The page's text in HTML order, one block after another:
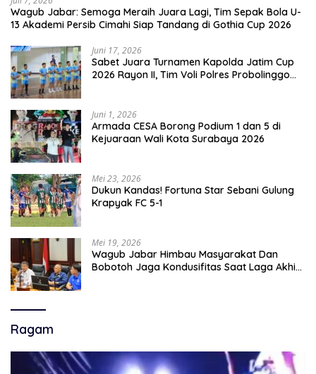
Wagub Jabar: Semoga Meraih Juara Lagi, Tim Sepak Bola U-
13 Akademi Persib Cimahi Siap Tandang di Gothia Cup 2026
Juni 17, 2026
Sabet Juara Turnamen Kapolda Jatim Cup
2026 Rayon II, Tim Voli Polres Probolinggo
Juni 1, 2026
Armada CESA Borong Podium 1 dan 5 di
Kejuaraan Wali Kota Surabaya 2026
Mei 23, 2026
Dukun Kandas! Fortuna Star Sebani Gulung
Krapyak FC 5-1
Mei 19, 2026
Wagub Jabar Himbau Masyarakat Dan
Bobotoh Jaga Kondusifitas Saat Laga Akhir
Ragam